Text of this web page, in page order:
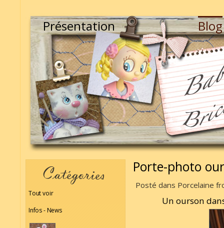
Présentation Blog
Tout voir
Infos - News
Porte-photo
Posté dans Porcelaine
Un ourson